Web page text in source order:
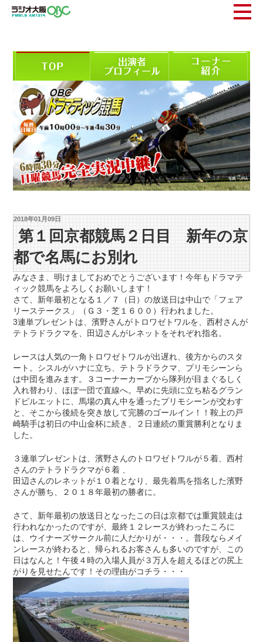
2018年01月09日
第１回京都競馬２日目 新年の京
都で名馬にお別れ
みなさま、明けましておめでとうございます！今年もドラマテ
ィック競馬をよろしくお願いします！
さて、新年最初となる１／７（日）の放送日は中山で「フェア
リーステークス」（Ｇ３・芝１６００）行われました。
3連単プレゼントは、濱野さんがトロワゼトワルを、西村さんが
テトラドラクマを、田辺さんがレネットをそれぞれ指名。
レースは人気の一角トロワゼトワルが出遅れ、後方からのスタ
ート。シスルがハナに立ち、テトラドラクマ、プリモシーンら
は中団を進みます。３コーナーカーブから隊列が目まぐるしく
入れ替わり、ほぼ一団で直線へ。早めに先頭に立ち粘るグラン
ドピルエットに、馬場の真ん中を通ったプリモシーンが交わす
と、そこから後続を突き放して完勝のゴールイン！！鞍上の戸
崎騎手は初日の中山金杯に続き、２日連続の重賞勝利となりま
した。
３連単プレゼントは、濱野さんのトロワゼトワルが５着、西村
さんのテトラドラクマが６着 、
田辺さんのレネットが１０着となり、最先着馬を指名した濱野
さんが勝ち、２０１８年最初の勝者に。
さて、新年最初の放送日となったこの日は京都では重賞競走は
行われなかったのですが、最終１２レースが終わったころに
は、ウイナーズサークル前に人だかりが・・・。普段ならメイ
ンレースが終わると、帰られるお客さんも多いのですが、この
日はなんと！午後４時の入場人員が３万人を超えるほどの尻上
がりを見せたんです！その理由がコチラ・・・